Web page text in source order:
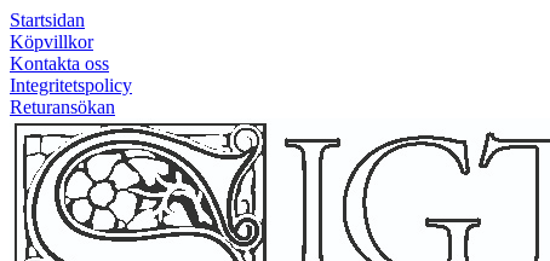
Startsidan
Köpvillkor
Kontakta oss
Integritetspolicy
Returansökan